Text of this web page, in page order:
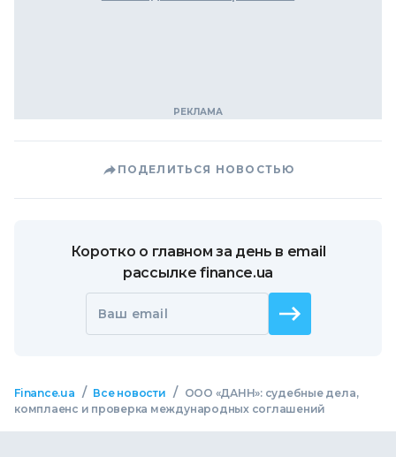
ПОДЕЛИТЬСЯ НОВОСТЬЮ
Коротко о главном за день в email
рассылке finance.ua
Ваш email
Finance.ua / Все новости /
ООО «ДАНН»: судебные дела,
комплаенс и проверка международных соглашений